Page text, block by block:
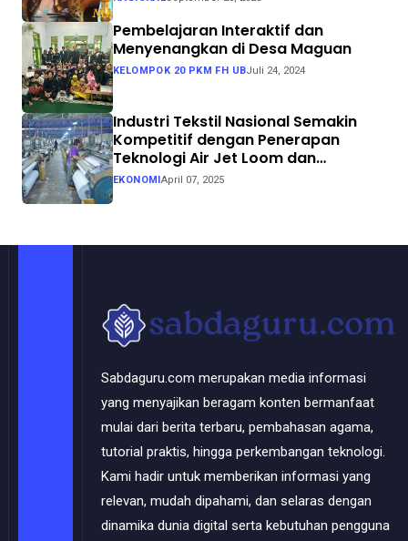
Pembelajaran Interaktif dan
Menyenangkan di Desa Maguan
KELOMPOK 20 PKM FH UBJuli 24, 2024
Industri Tekstil Nasional Semakin
Kompetitif dengan Penerapan
Teknologi Air Jet Loom dan
Continuous Dyeing di CV. Garuda
Solo Perkasa
EKONOMIApril 07, 2025
Sabdaguru.com merupakan media informasi
yang menyajikan beragam konten bermanfaat
mulai dari berita terbaru, pembahasan agama,
tutorial praktis, hingga perkembangan teknologi.
Kami hadir untuk memberikan informasi yang
relevan, mudah dipahami, dan selaras dengan
dinamika dunia digital serta kebutuhan pengguna